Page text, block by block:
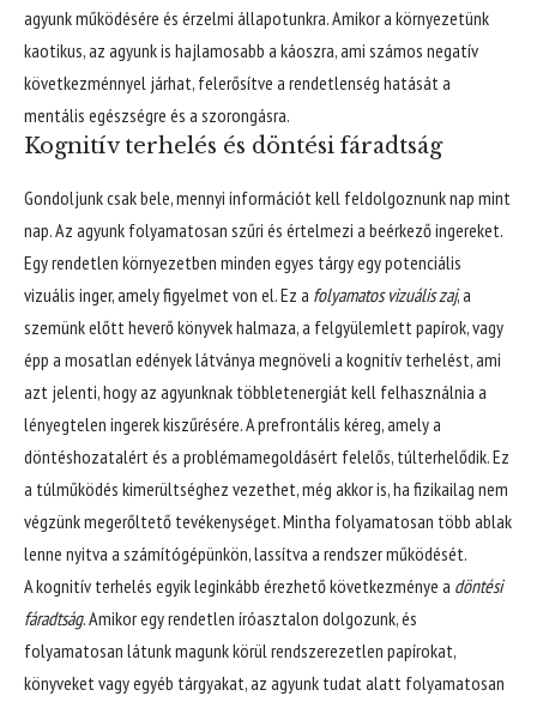
agyunk működésére és érzelmi állapotunkra. Amikor a környezetünk
kaotikus, az agyunk is hajlamosabb a káoszra, ami számos negatív
következménnyel járhat, felerősítve a rendetlenség hatását a
mentális egészségre és a szorongásra.
Kognitív terhelés és döntési fáradtság
Gondoljunk csak bele, mennyi információt kell feldolgoznunk nap mint
nap. Az agyunk folyamatosan szűri és értelmezi a beérkező ingereket.
Egy rendetlen környezetben minden egyes tárgy egy potenciális
vizuális inger, amely figyelmet von el. Ez a folyamatos vizuális zaj, a
szemünk előtt heverő könyvek halmaza, a felgyülemlett papírok, vagy
épp a mosatlan edények látványa megnöveli a kognitív terhelést, ami
azt jelenti, hogy az agyunknak többletenergiát kell felhasználnia a
lényegtelen ingerek kiszűrésére. A prefrontális kéreg, amely a
döntéshozatalért és a problémamegoldásért felelős, túlterhelődik. Ez
a túlműködés kimerültséghez vezethet, még akkor is, ha fizikailag nem
végzünk megerőltető tevékenységet. Mintha folyamatosan több ablak
lenne nyitva a számítógépünkön, lassítva a rendszer működését.
A kognitív terhelés egyik leginkább érezhető következménye a döntési
fáradtság. Amikor egy rendetlen íróasztalon dolgozunk, és
folyamatosan látunk magunk körül rendszerezetlen papírokat,
könyveket vagy egyéb tárgyakat, az agyunk tudat alatt folyamatosan